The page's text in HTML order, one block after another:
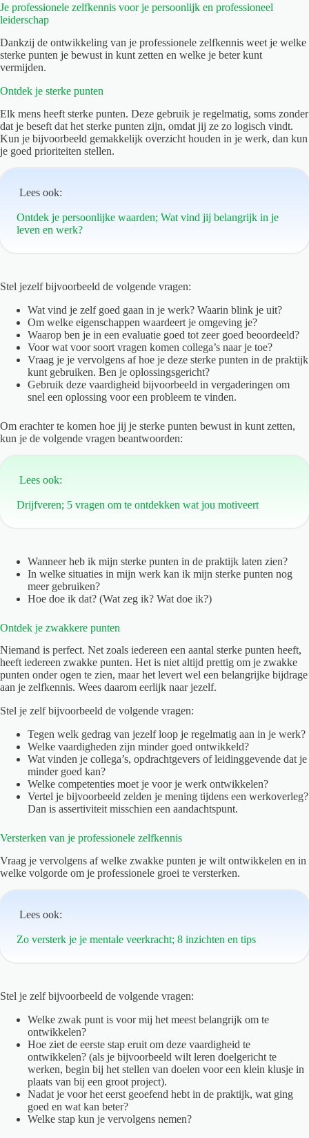
Je professionele zelfkennis voor je persoonlijk en professioneel
leiderschap
Dankzij de ontwikkeling van je professionele zelfkennis weet je welke
sterke punten je bewust in kunt zetten en welke je beter kunt
vermijden.
Ontdek je sterke punten
Elk mens heeft sterke punten. Deze gebruik je regelmatig, soms zonder
dat je beseft dat het sterke punten zijn, omdat jij ze zo logisch vindt.
Kun je bijvoorbeeld gemakkelijk overzicht houden in je werk, dan kun
je goed prioriteiten stellen.
Lees ook:
Ontdek je persoonlijke waarden; Wat vind jij belangrijk in je
leven en werk?
Stel jezelf bijvoorbeeld de volgende vragen:
Wat vind je zelf goed gaan in je werk? Waarin blink je uit?
Om welke eigenschappen waardeert je omgeving je?
Waarop ben je in een evaluatie goed tot zeer goed beoordeeld?
Voor wat voor soort vragen komen collega’s naar je toe?
Vraag je je vervolgens af hoe je deze sterke punten in de praktijk
kunt gebruiken. Ben je oplossingsgericht?
Gebruik deze vaardigheid bijvoorbeeld in vergaderingen om
snel een oplossing voor een probleem te vinden.
Om erachter te komen hoe jij je sterke punten bewust in kunt zetten,
kun je de volgende vragen beantwoorden:
Lees ook:
Drijfveren; 5 vragen om te ontdekken wat jou motiveert
Wanneer heb ik mijn sterke punten in de praktijk laten zien?
In welke situaties in mijn werk kan ik mijn sterke punten nog
meer gebruiken?
Hoe doe ik dat? (Wat zeg ik? Wat doe ik?)
Ontdek je zwakkere punten
Niemand is perfect. Net zoals iedereen een aantal sterke punten heeft,
heeft iedereen zwakke punten. Het is niet altijd prettig om je zwakke
punten onder ogen te zien, maar het levert wel een belangrijke bijdrage
aan je zelfkennis. Wees daarom eerlijk naar jezelf.
Stel je zelf bijvoorbeeld de volgende vragen:
Tegen welk gedrag van jezelf loop je regelmatig aan in je werk?
Welke vaardigheden zijn minder goed ontwikkeld?
Wat vinden je collega’s, opdrachtgevers of leidinggevende dat je
minder goed kan?
Welke competenties moet je voor je werk ontwikkelen?
Vertel je bijvoorbeeld zelden je mening tijdens een werkoverleg?
Dan is assertiviteit misschien een aandachtspunt.
Versterken van je professionele zelfkennis
Vraag je vervolgens af welke zwakke punten je wilt ontwikkelen en in
welke volgorde om je professionele groei te versterken.
Lees ook:
Zo versterk je je mentale veerkracht; 8 inzichten en tips
Stel je zelf bijvoorbeeld de volgende vragen:
Welke zwak punt is voor mij het meest belangrijk om te
ontwikkelen?
Hoe ziet de eerste stap eruit om deze vaardigheid te
ontwikkelen? (als je bijvoorbeeld wilt leren doelgericht te
werken, begin bij het stellen van doelen voor een klein klusje in
plaats van bij een groot project).
Nadat je voor het eerst geoefend hebt in de praktijk, wat ging
goed en wat kan beter?
Welke stap kun je vervolgens nemen?